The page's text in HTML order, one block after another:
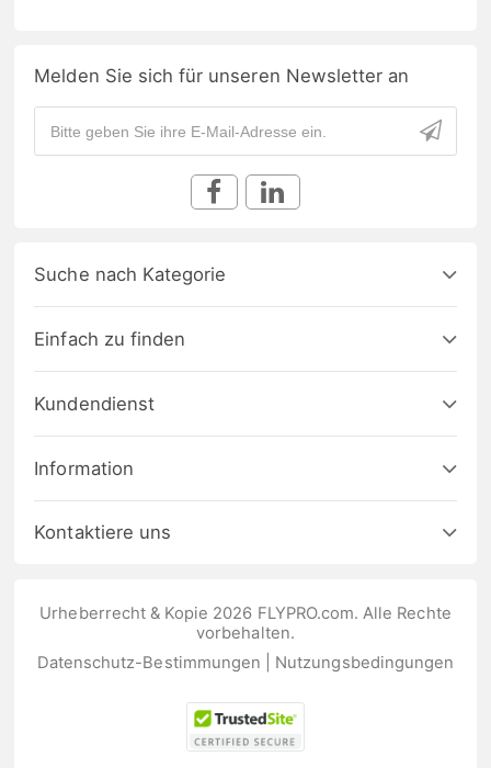
Melden Sie sich für unseren Newsletter an
Suche nach Kategorie
Einfach zu finden
Kundendienst
Information
Kontaktiere uns
Urheberrecht & Kopie 2026 FLYPRO.com. Alle Rechte
vorbehalten.
Datenschutz-Bestimmungen
Nutzungsbedingungen